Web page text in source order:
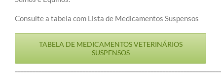
Consulte a tabela com Lista de Medicamentos Suspensos
TABELA DE MEDICAMENTOS VETERINÁRIOS
SUSPENSOS